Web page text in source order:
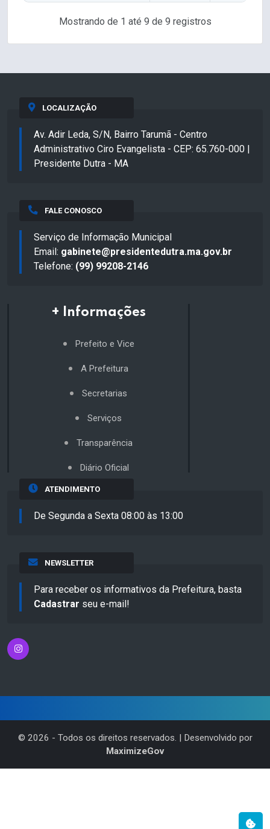
Mostrando de 1 até 9 de 9 registros
LOCALIZAÇÃO
Av. Adir Leda, S/N, Bairro Tarumã - Centro
Administrativo Ciro Evangelista - CEP: 65.760-000 |
Presidente Dutra - MA
FALE CONOSCO
Serviço de Informação Municipal
Email: gabinete@presidentedutra.ma.gov.br
Telefone: (99) 99208-2146
+ Informações
Prefeito e Vice
A Prefeitura
Secretarias
Serviços
Transparência
Diário Oficial
ATENDIMENTO
De Segunda a Sexta 08:00 às 13:00
NEWSLETTER
Para receber os informativos da Prefeitura, basta
Cadastrar seu e-mail!
© 2026 - Todos os direitos reservados. | Desenvolvido por
MaximizeGov